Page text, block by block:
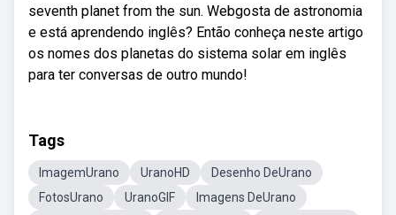
seventh planet from the sun. Webgosta de astronomia
e está aprendendo inglês? Então conheça neste artigo
os nomes dos planetas do sistema solar em inglês
para ter conversas de outro mundo!
Tags
ImagemUrano UranoHD
Desenho DeUrano
FotosUrano
UranoGIF Imagens DeUrano